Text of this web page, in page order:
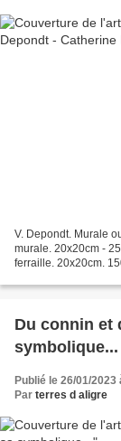
V. Depondt. Murale
murale. 20x20cm -
ferraille. 20x20cm.
Du connin et
symbolique...
Publié le 26/01/2023
Par terres d aligre